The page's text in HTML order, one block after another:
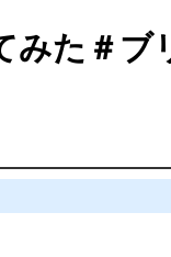
た＃ブ